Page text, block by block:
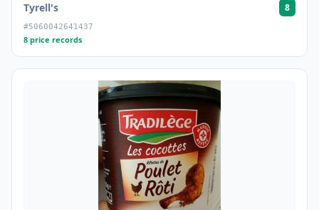
Tyrell's 8
#5060042641437
8 price records